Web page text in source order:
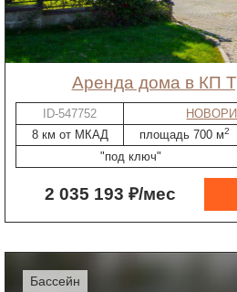
Аренда дома в КП
ID-547752
8 км от МКАД
площадь 700 м2
"под ключ"
2 035 193 ₽/мес
бассейн